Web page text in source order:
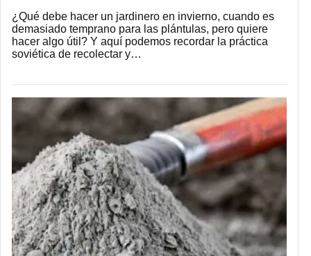
¿Qué debe hacer un jardinero en invierno, cuando es
demasiado temprano para las plántulas, pero quiere
hacer algo útil? Y aquí podemos recordar la práctica
soviética de recolectar y…